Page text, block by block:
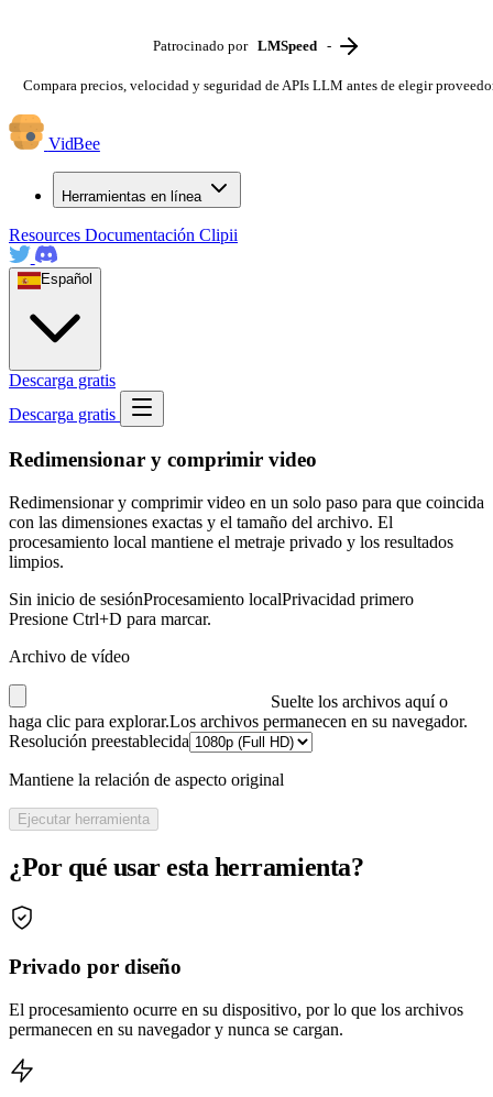
Patrocinado por LMSpeed -
Compara precios, velocidad y seguridad de APIs LLM antes de elegir
VidBee
Herramientas en línea
Resources Documentación Clipii
Español
Descarga gratis
Descarga gratis
Redimensionar y comprimir video
Redimensionar y comprimir video en un solo paso para que coincida
con las dimensiones exactas y el tamaño del archivo. El
procesamiento local mantiene el metraje privado y los resultados
limpios.
Sin inicio de sesiónProcesamiento localPrivacidad primero
Presione Ctrl+D para marcar.
Archivo de vídeo
Suelte los archivos aquí o
haga clic para explorar.Los archivos permanecen en su navegador.
Resolución preestablecida
Mantiene la relación de aspecto original
Ejecutar herramienta
¿Por qué usar esta herramienta?
Privado por diseño
El procesamiento ocurre en su dispositivo, por lo que los archivos
permanecen en su navegador y nunca se cargan.